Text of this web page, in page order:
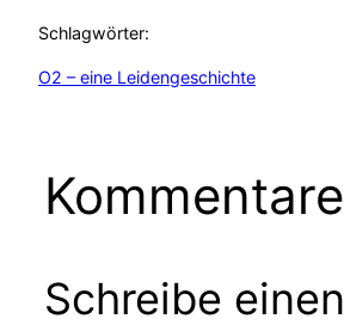
Schlagwörter:
O2 – eine Leidengeschichte
Kommentare
Schreibe einen